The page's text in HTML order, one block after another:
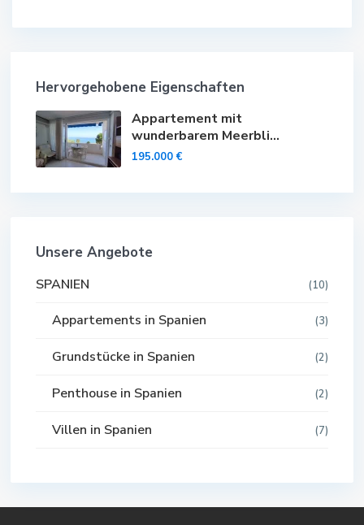
Hervorgehobene Eigenschaften
Appartement mit
wunderbarem Meerbli...
195.000 €
Unsere Angebote
SPANIEN (10)
Appartements in Spanien (3)
Grundstücke in Spanien (2)
Penthouse in Spanien (2)
Villen in Spanien (7)